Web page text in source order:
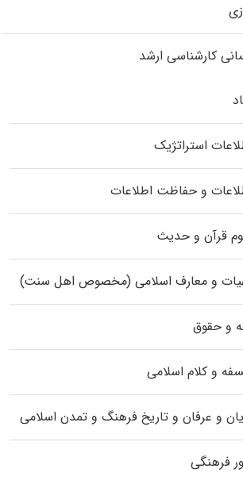
کارشناسی ارشد
استراتژیک
و حفاظت اطلاعات
قرآن و حدیث
و معارف اسلامی (مخصوص اهل سنت)
و حقوق
و کلام اسلامی
و عرفان و تاریخ فرهنگ و تمدن اسلامی
فرهنگی